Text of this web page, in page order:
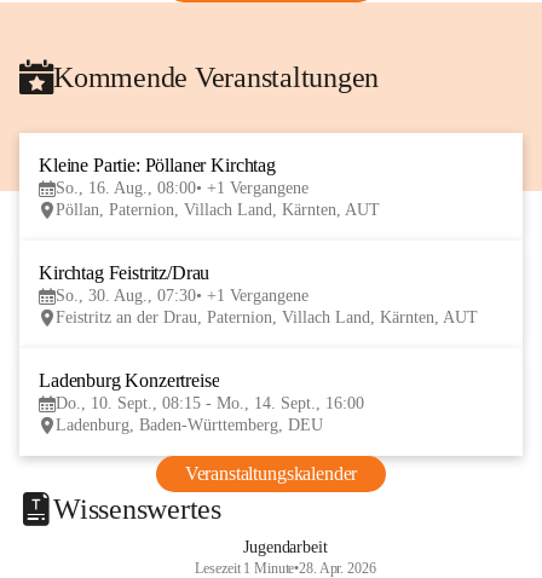
Kommende Veranstaltungen
Kleine Partie: Pöllaner Kirchtag
So., 16. Aug., 08:00 +1 Vergangene
Pöllan, Paternion, Villach Land, Kärnten, AUT
Kirchtag Feistritz/Drau
So., 30. Aug., 07:30 +1 Vergangene
Feistritz an der Drau, Paternion, Villach Land, Kärnten, AUT
Ladenburg Konzertreise
Do., 10. Sept., 08:15 - Mo., 14. Sept., 16:00
Ladenburg, Baden-Württemberg, DEU
Veranstaltungskalender
Wissenswertes
Jugendarbeit
Lesezeit 1 Minute•28. Apr. 2026